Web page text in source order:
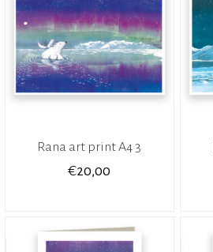
Rana art print A4 3
€20,00